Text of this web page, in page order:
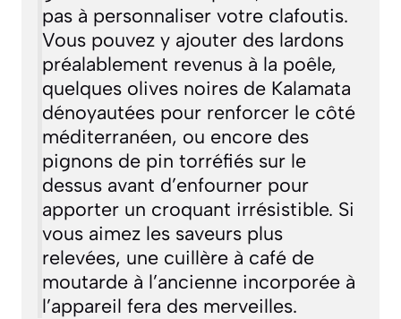
pas à personnaliser votre clafoutis.
Vous pouvez y ajouter des lardons
préalablement revenus à la poêle,
quelques olives noires de Kalamata
dénoyautées pour renforcer le côté
méditerranéen, ou encore des
pignons de pin torréfiés sur le
dessus avant d’enfourner pour
apporter un croquant irrésistible. Si
vous aimez les saveurs plus
relevées, une cuillère à café de
moutarde à l’ancienne incorporée à
l’appareil fera des merveilles.